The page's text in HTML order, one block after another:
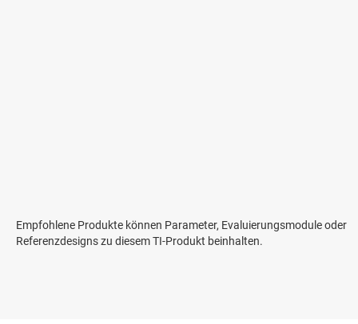
Empfohlene Produkte können Parameter, Evaluierungsmodule oder
Referenzdesigns zu diesem TI-Produkt beinhalten.